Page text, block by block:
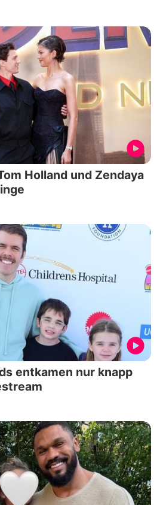
Holland und Zendaya
entkamen nur knapp